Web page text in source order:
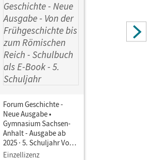
Nicky; Jahn, Steffi; Weißhampel,
Forum Geschichte -
Neue Ausgabe •
Gymnasium Sachsen-
Anhalt - Ausgabe ab
2025 · 5. Schuljahr Von
der Frühgeschichte bis
Einzellizenz